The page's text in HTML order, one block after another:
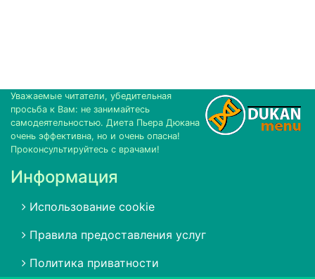
Уважаемые читатели, убедительная
просьба к Вам: не занимайтесь
самодеятельностью. Диета Пьера Дюкана
очень эффективна, но и очень опасна!
Проконсультируйтесь с врачами!
Информация
Использование cookie
Правила предоставления услуг
Политика приватности